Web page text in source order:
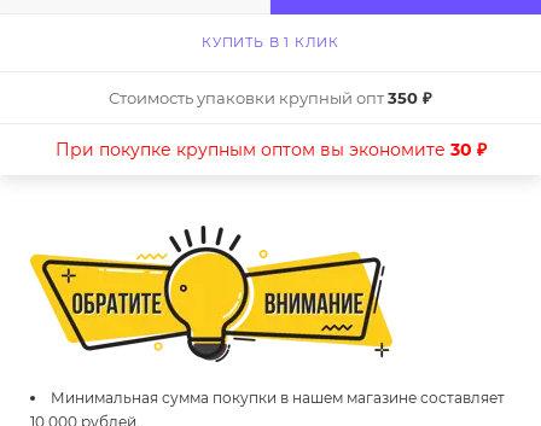
КУПИТЬ В 1 КЛИК
Стоимость упаковки крупный опт350 ₽
При покупке крупным оптом вы экономите 30 ₽
Минимальная сумма покупки в нашем магазине составляет
10 000 рублей.